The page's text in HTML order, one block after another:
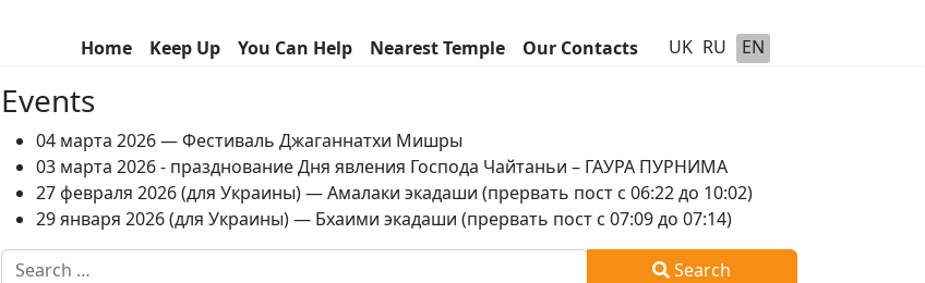
Home Keep Up You Can Help Nearest Temple Our Contacts UK RU EN
Events
04 марта 2026 — Фестиваль Джаганнатхи Мишры
03 марта 2026 - празднование Дня явления Господа Чайтаньи – ГАУРА ПУРНИМА
27 февраля 2026 (для Украины) — Амалаки экадаши (прервать пост с 06:22 до 10:02)
29 января 2026 (для Украины) — Бхаими экадаши (прервать пост с 07:09 до 07:14)
Search
Search